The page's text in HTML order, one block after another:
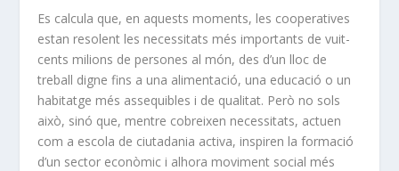
Es calcula que, en aquests moments, les cooperatives
estan resolent les necessitats més importants de vuit-
cents milions de persones al món, des d’un lloc de
treball digne fins a una alimentació, una educació o un
habitatge més assequibles i de qualitat. Però no sols
això, sinó que, mentre cobreixen necessitats, actuen
com a escola de ciutadania activa, inspiren la formació
d’un sector econòmic i alhora moviment social més